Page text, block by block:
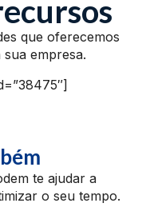
que oferecemos
empresa.
te ajudar a
o seu tempo.